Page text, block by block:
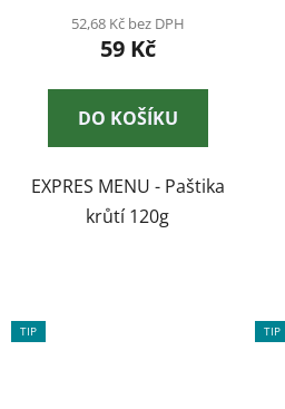
52,68 Kč bez DPH
59 Kč
DO KOŠÍKU
EXPRES MENU - Paštika
krůtí 120g
TIP TIP